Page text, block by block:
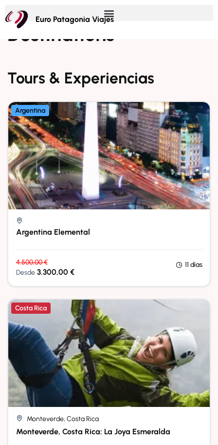
Euro Patagonia Viajes
Destinations
Tours & Experiencias
Argentina
Argentina Elemental
4.500,00€
Desde 3.300,00 €
11 días
Costa Rica
Monteverde, Costa Rica
Monteverde, Costa Rica: La Joya Esmeralda